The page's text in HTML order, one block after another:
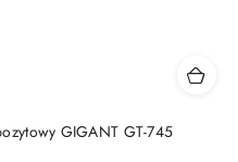
GIGANT GT-745